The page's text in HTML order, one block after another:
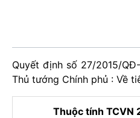
Quyết định số 27/2015/
Thủ tướng Chính phủ : Về
Thuộc tính TCVN